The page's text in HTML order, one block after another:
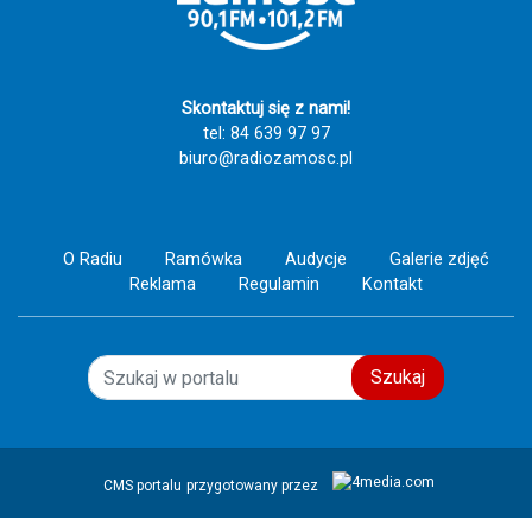
Skontaktuj się z nami!
tel: 84 639 97 97
biuro@radiozamosc.pl
O Radiu Ramówka Audycje
Galerie zdjęć
Reklama
Regulamin Kontakt
Szukaj
CMS portalu przygotowany przez